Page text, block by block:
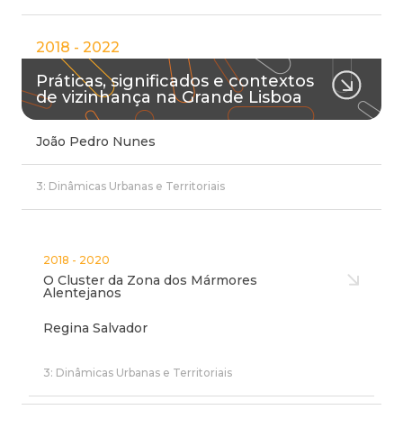
2018 - 2022
Práticas, significados e contextos
de vizinhança na Grande Lisboa
João Pedro Nunes
3: Dinâmicas Urbanas e Territoriais
2018 - 2020
O Cluster da Zona dos Mármores
Alentejanos
Regina Salvador
3: Dinâmicas Urbanas e Territoriais